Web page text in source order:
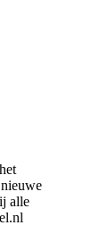
alle